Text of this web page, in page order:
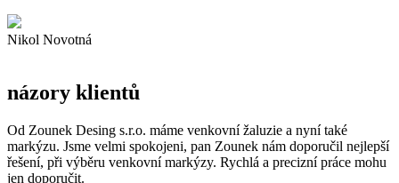
Nikol Novotná
názory klientů
Od Zounek Desing s.r.o. máme venkovní žaluzie a nyní také
markýzu. Jsme velmi spokojeni, pan Zounek nám doporučil nejlepší
řešení, při výběru venkovní markýzy. Rychlá a precizní práce mohu
jen doporučit.